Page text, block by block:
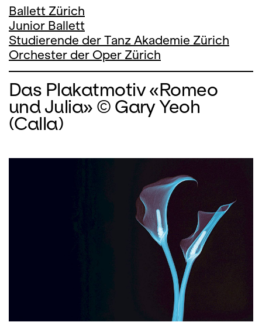
Ballett Zürich
Junior Ballett
Studierende der Tanz Akademie Zürich
Orchester der Oper Zürich
Das Plakatmotiv «Romeo
und Julia» © Gary Yeoh
(Calla)